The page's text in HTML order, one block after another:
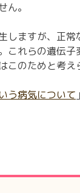
。
ますが、正
れらの遺伝
のためと考え
う病気について